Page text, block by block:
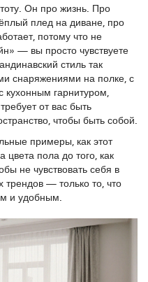
Он про жизнь. Про
плед на диване, про
потому что не
— вы просто чувствуете
стиль так
снаряжениями на полке, с
кухонным гарнитуром,
от вас быть
чтобы быть собой.
примеры, как этот
цвета пола до того, как
не чувствовать себя в
трендов — только то, что
и удобным.